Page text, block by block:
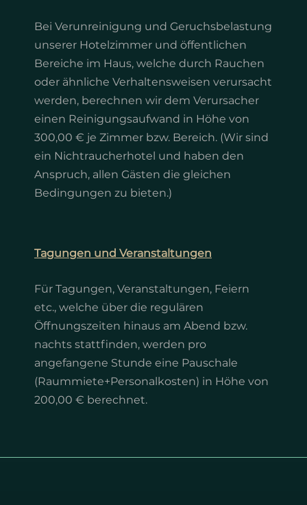
Bei Verunreinigung und Geruchsbelastung
unserer Hotelzimmer und öffentlichen
Bereiche im Haus, welche durch Rauchen
oder ähnliche Verhaltensweisen verursacht
werden, berechnen wir dem Verursacher
einen Reinigungsaufwand in Höhe von
300,00 € je Zimmer bzw. Bereich. (Wir sind
ein Nichtraucherhotel und haben den
Anspruch, allen Gästen die gleichen
Bedingungen zu bieten.)
Tagungen und Veranstaltungen
Für Tagungen, Veranstaltungen, Feiern
etc., welche über die regulären
Öffnungszeiten hinaus am Abend bzw.
nachts stattfinden, werden pro
angefangene Stunde eine Pauschale
(Raummiete+Personalkosten) in Höhe von
200,00 € berechnet.